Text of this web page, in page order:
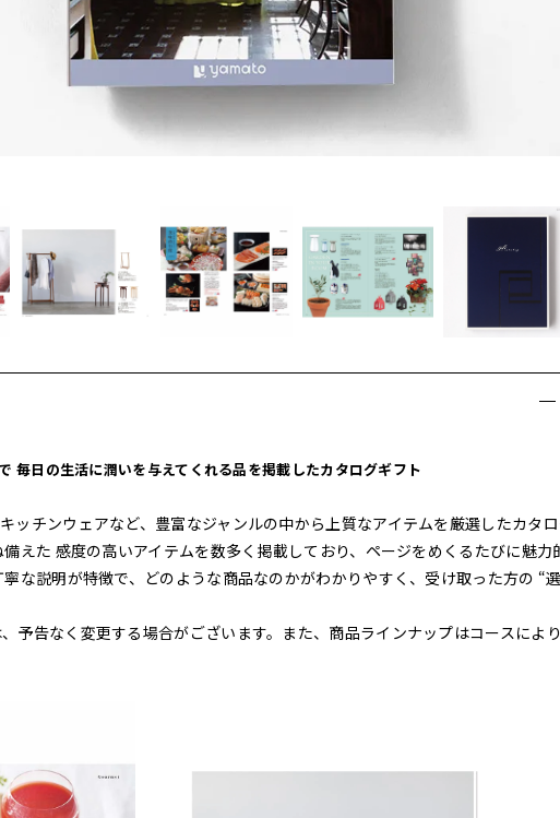
毎日の生活に潤いを与えてくれる品を掲載したカタログギフト
ッチンウェアなど、豊富なジャンルの中から上質なアイテムを厳選したカタ
えた 感度の高いアイテムを数多く掲載しており、ページをめくるたびに魅力
な説明が特徴で、どのような商品なのかがわかりやすく、受け取った方の “
予告なく変更する場合がございます。また、商品ラインナップはコースによ